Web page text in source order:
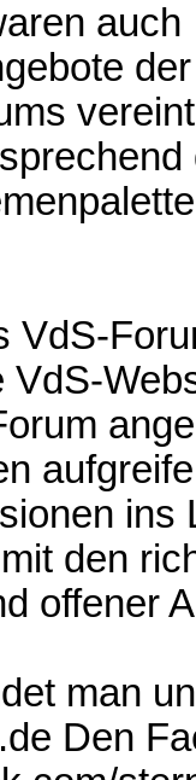
VdS-
ins
den
offener
man
Den